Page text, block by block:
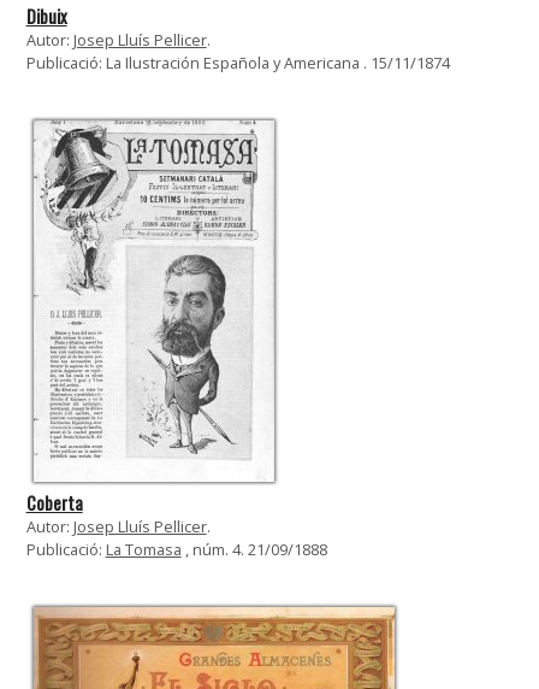
Dibuix
Autor: Josep Lluís Pellicer.
Publicació: La Ilustración Española y Americana . 15/11/1874
Coberta
Autor: Josep Lluís Pellicer.
Publicació: La Tomasa , núm. 4. 21/09/1888